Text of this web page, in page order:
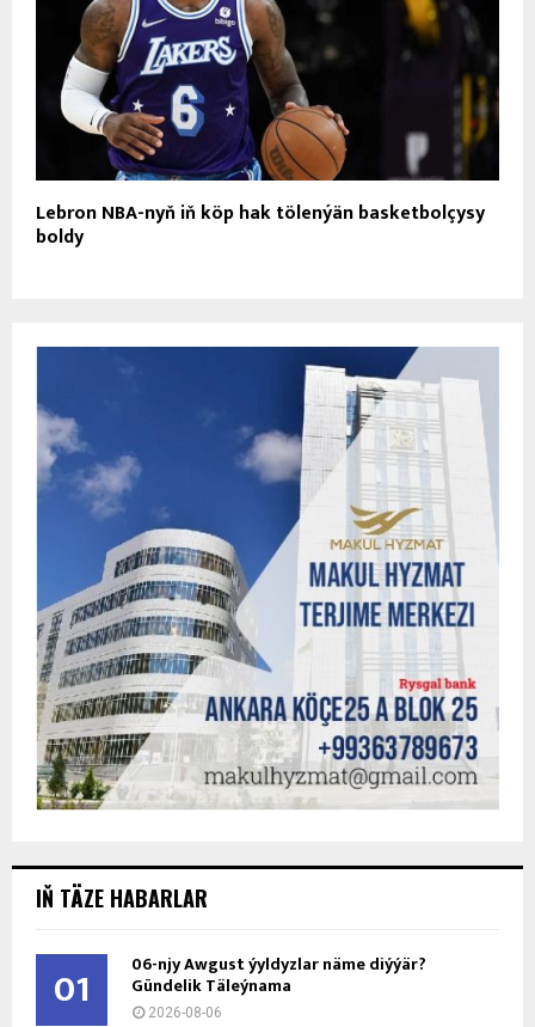
Lebron NBA-nyň iň köp hak tölenýän basketbolçysy
boldy
IŇ TÄZE HABARLAR
01 06-njy Awgust ýyldyzlar näme diýýär?
Gündelik Täleýnama
2026-08-06